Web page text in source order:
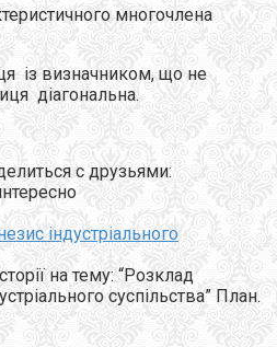
многочлена
із визначником, що не
діагональна.
с друзьями:
індустріального
на тему: “Розклад
суспільства” План.